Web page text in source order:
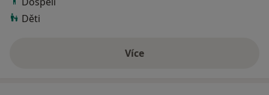
Děti
Víceo zkušenostech